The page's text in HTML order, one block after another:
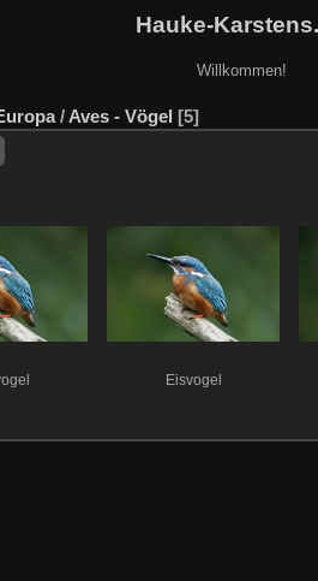
Hauke-
Willkommen!
/ Aves - Vögel 5
Eisvogel